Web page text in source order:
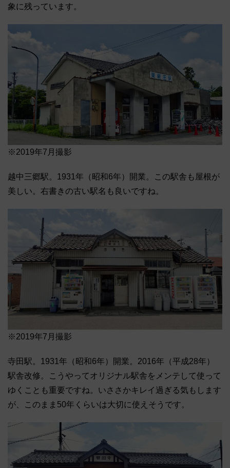
象に残っています。
※2019年7月撮影
越中三郷駅。1931年（昭和6年）開業。この駅舎も屋根が
美しい。右書きの古い駅名も良いですね。
※2019年7月撮影
寺田駅。1931年（昭和6年）開業。2016年（平成28年）
駅舎改修。こうやってオリジナル駅舎をメンテして使って
ゆくことも重要ですね。いささかキレイ過ぎる気もします
が、このまま50年くらいは大切に使えそうです。